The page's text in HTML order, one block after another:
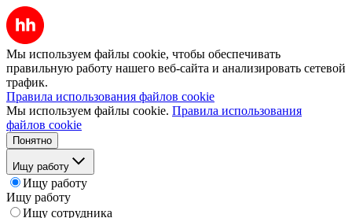
Мы используем файлы cookie, чтобы обеспечивать
правильную работу нашего веб-сайта и анализировать сетевой
трафик.
Правила использования файлов cookie
Мы используем файлы cookie. Правила использования
файлов cookie
Понятно
Ищу работу
Ищу работу
Ищу работу
Ищу сотрудника